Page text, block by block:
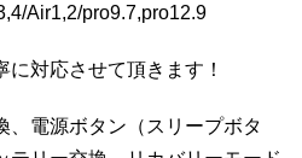
Air1,2/pro9.7,pro12.9
対応させて頂きます！
、電源ボタン（スリープボタ